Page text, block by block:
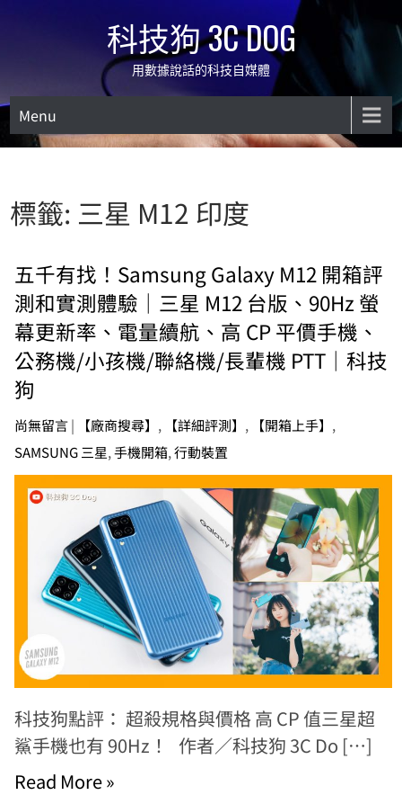
科技狗 3C DOG
用數據說話的科技自媒體
Menu
標籤: 三星 M12 印度
五千有找！Samsung Galaxy M12 開箱評
測和實測體驗｜三星 M12 台版、90Hz 螢
幕更新率、電量續航、高 CP 平價手機、
公務機/小孩機/聯絡機/長輩機 PTT｜科技
狗
尚無留言| 【廠商搜尋】 , 【詳細評測】 , 【開箱上手】 ,
SAMSUNG 三星,手機開箱,行動裝置
科技狗點評： 超殺規格與價格 高 CP 值三星超
鯊手機也有 90Hz！ 作者／科技狗 3C Do […]
Read More »